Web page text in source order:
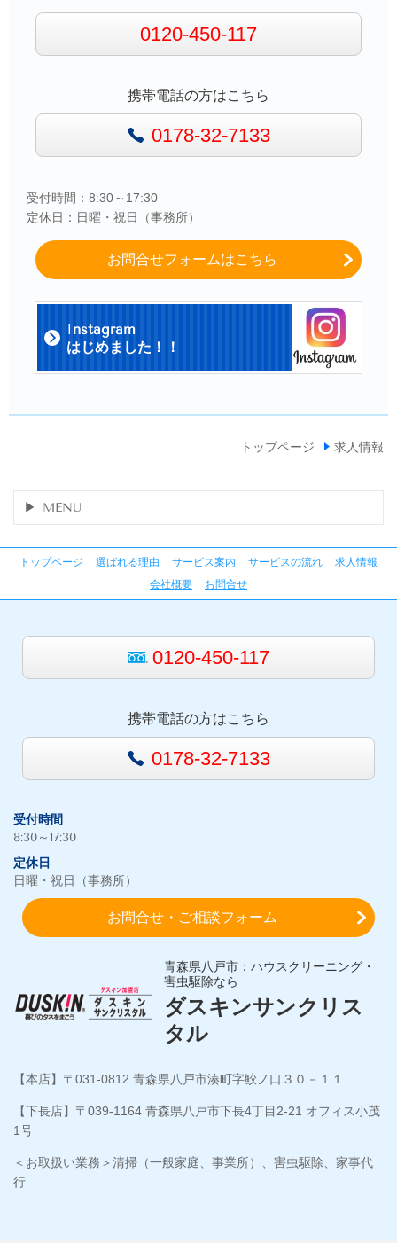
0120-450-117
携帯電話の方はこちら
0178-32-7133
受付時間：8:30～17:30
定休日：日曜・祝日（事務所）
お問合せフォームはこちら
I nstagram
はじめました！！
トップページ 求人情報
MENU
トップページ 選ばれる理由 サービス案内 サービスの流れ
求人情報
会社概要
お問合せ
0120-450-117
携帯電話の方はこちら
0178-32-7133
受付時間
8:30～17:30
定休日
日曜・祝日（事務所）
お問合せ・ご相談フォーム
青森県八戸市：ハウスクリーニング・
害虫駆除なら
ダスキンサンクリス
タル
【本店】〒031-0812 青森県八戸市湊町字鮫ノ口３０－１１
【下長店】〒039-1164 青森県八戸市下長4丁目2-21 オフィス小茂
1号
＜お取扱い業務＞清掃（一般家庭、事業所）、害虫駆除、家事代
行